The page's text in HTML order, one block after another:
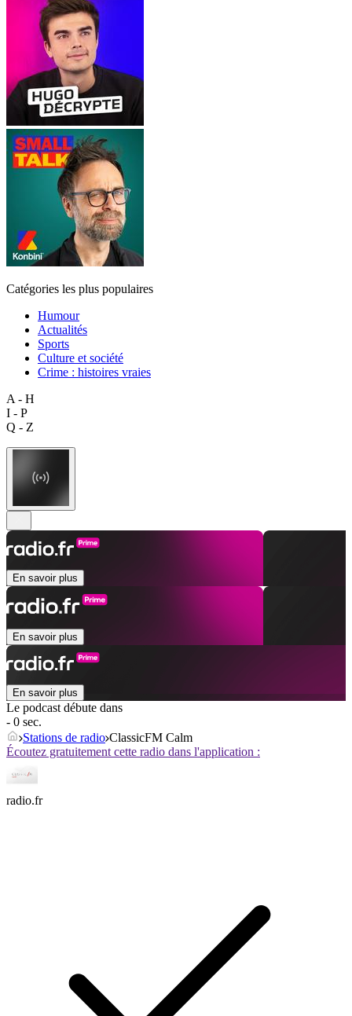
Catégories les plus populaires
Humour
Actualités
Sports
Culture et société
Crime : histoires vraies
A - H
I - P
Q - Z
En savoir plus
En savoir plus
En savoir plus
Le podcast débute dans
- 0 sec.
Stations de radio ClassicFM Calm
Écoutez gratuitement cette radio dans l'application :
radio.fr